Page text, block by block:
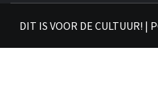
DIT IS VOOR DE CULTUUR! |